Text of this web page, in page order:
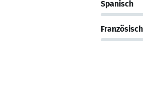
Spanisch
Französisch